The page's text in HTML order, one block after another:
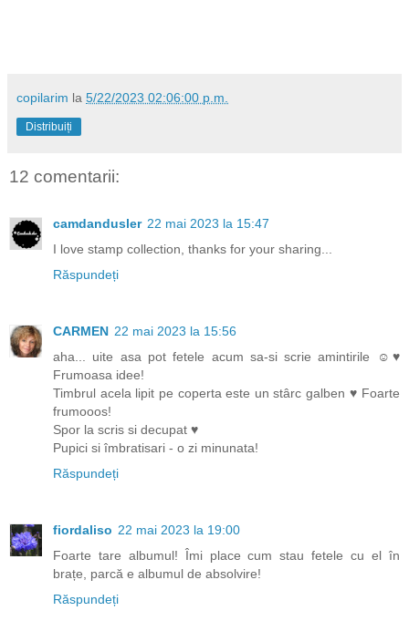
copilarim la 5/22/2023 02:06:00 p.m.
Distribuiți
12 comentarii:
camdandusler 22 mai 2023 la 15:47
I love stamp collection, thanks for your sharing...
Răspundeți
CARMEN 22 mai 2023 la 15:56
aha... uite asa pot fetele acum sa-si scrie amintirile ☺♥
Frumoasa idee!
Timbrul acela lipit pe coperta este un stârc galben ♥ Foarte
frumooos!
Spor la scris si decupat ♥
Pupici si îmbratisari - o zi minunata!
Răspundeți
fiordaliso 22 mai 2023 la 19:00
Foarte tare albumul! Îmi place cum stau fetele cu el în
brațe, parcă e albumul de absolvire!
Răspundeți